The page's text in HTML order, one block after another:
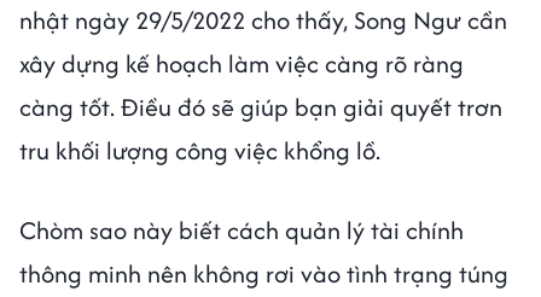
nhật ngày 29/5/2022 cho thấy, Song Ngư cần
xây dựng kế hoạch làm việc càng rõ ràng
càng tốt. Điều đó sẽ giúp bạn giải quyết trơn
tru khối lượng công việc khổng lồ.
Chòm sao này biết cách quản lý tài chính
thông minh nên không rơi vào tình trạng túng